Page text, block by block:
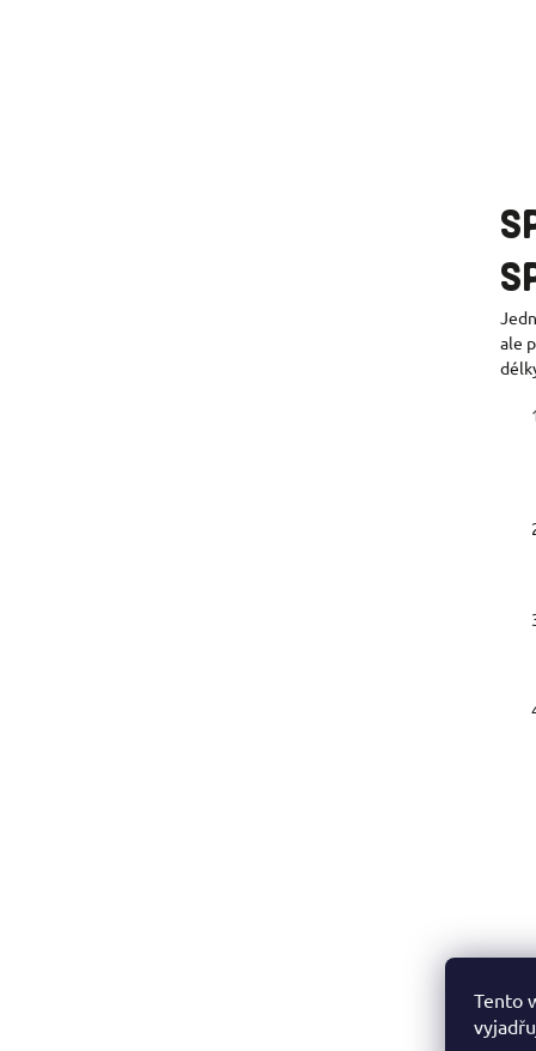
Tento
ale